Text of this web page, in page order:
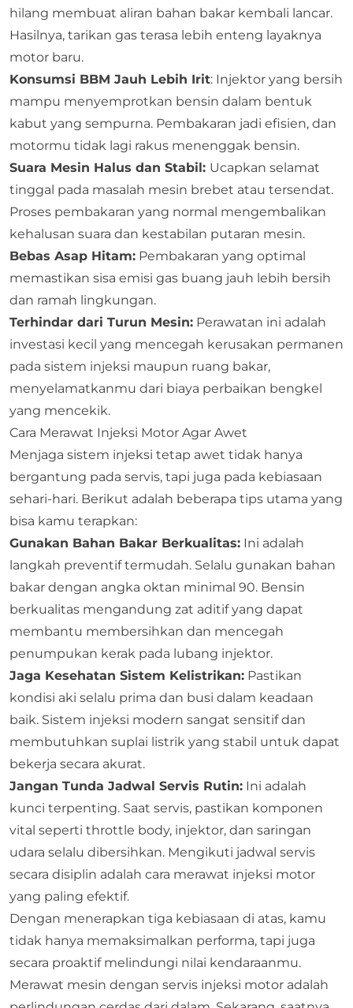
hilang membuat aliran bahan bakar kembali lancar.
Hasilnya, tarikan gas terasa lebih enteng layaknya
motor baru.
Konsumsi BBM Jauh Lebih Irit: Injektor yang bersih
mampu menyemprotkan bensin dalam bentuk
kabut yang sempurna. Pembakaran jadi efisien, dan
motormu tidak lagi rakus menenggak bensin.
Suara Mesin Halus dan Stabil: Ucapkan selamat
tinggal pada masalah mesin brebet atau tersendat.
Proses pembakaran yang normal mengembalikan
kehalusan suara dan kestabilan putaran mesin.
Bebas Asap Hitam: Pembakaran yang optimal
memastikan sisa emisi gas buang jauh lebih bersih
dan ramah lingkungan.
Terhindar dari Turun Mesin: Perawatan ini adalah
investasi kecil yang mencegah kerusakan permanen
pada sistem injeksi maupun ruang bakar,
menyelamatkanmu dari biaya perbaikan bengkel
yang mencekik.
Cara Merawat Injeksi Motor Agar Awet
Menjaga sistem injeksi tetap awet tidak hanya
bergantung pada servis, tapi juga pada kebiasaan
sehari-hari. Berikut adalah beberapa tips utama yang
bisa kamu terapkan:
Gunakan Bahan Bakar Berkualitas: Ini adalah
langkah preventif termudah. Selalu gunakan bahan
bakar dengan angka oktan minimal 90. Bensin
berkualitas mengandung zat aditif yang dapat
membantu membersihkan dan mencegah
penumpukan kerak pada lubang injektor.
Jaga Kesehatan Sistem Kelistrikan: Pastikan
kondisi aki selalu prima dan busi dalam keadaan
baik. Sistem injeksi modern sangat sensitif dan
membutuhkan suplai listrik yang stabil untuk dapat
bekerja secara akurat.
Jangan Tunda Jadwal Servis Rutin: Ini adalah
kunci terpenting. Saat servis, pastikan komponen
vital seperti throttle body, injektor, dan saringan
udara selalu dibersihkan. Mengikuti jadwal servis
secara disiplin adalah cara merawat injeksi motor
yang paling efektif.
Dengan menerapkan tiga kebiasaan di atas, kamu
tidak hanya memaksimalkan performa, tapi juga
secara proaktif melindungi nilai kendaraanmu.
Merawat mesin dengan servis injeksi motor adalah